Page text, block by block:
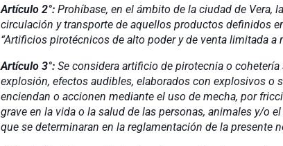
Artículo 2°: Prohíbase, en el ámbito de la ciudad de Vera,
circulación y transporte de aquellos productos definidos
“Artificios pirotécnicos de alto poder y de venta limitada a
Artículo 3°: Se considera artificio de pirotecnia o
explosión, efectos audibles, elaborados con explosivos
enciendan o accionen mediante el uso de mecha, por
grave en la vida o la salud de las personas, animales y/o
que se determinaran en la reglamentación de la presente